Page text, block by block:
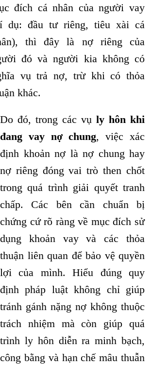
đích cá nhân của người vay
dụ: đầu tư riêng, tiêu xài cá
thì đây là nợ riêng của
đó và người kia không có
vụ trả nợ, trừ khi có thỏa
khác.
Do đó, trong các vụ ly hôn khi
đang vay nợ chung, việc xác
định khoản nợ là nợ chung hay
nợ riêng đóng vai trò then chốt
trong quá trình giải quyết tranh
chấp. Các bên cần chuẩn bị
chứng cứ rõ ràng về mục đích sử
dụng khoản vay và các thỏa
thuận liên quan để bảo vệ quyền
lợi của mình. Hiểu đúng quy
định pháp luật không chỉ giúp
tránh gánh nặng nợ không thuộc
trách nhiệm mà còn giúp quá
trình ly hôn diễn ra minh bạch,
công bằng và hạn chế mâu thuẫn